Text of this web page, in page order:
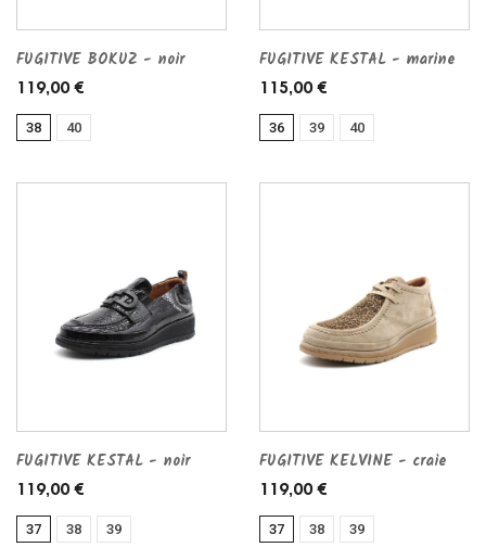
FUGITIVE BOKUZ - noir
119,00 €
38 40
FUGITIVE KESTAL - marine
115,00 €
36 39 40
FUGITIVE KESTAL - noir
119,00 €
37 38 39
FUGITIVE KELVINE - craie
119,00 €
37 38 39